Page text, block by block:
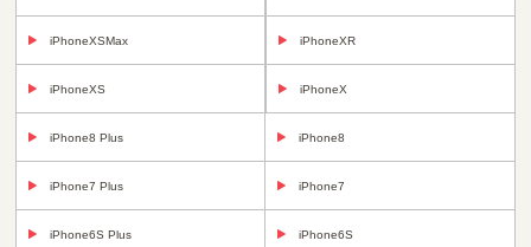
iPhoneXSMax iPhoneXR
iPhoneXS iPhoneX
iPhone8 Plus iPhone8
iPhone7 Plus iPhone7
iPhone6S Plus iPhone6S